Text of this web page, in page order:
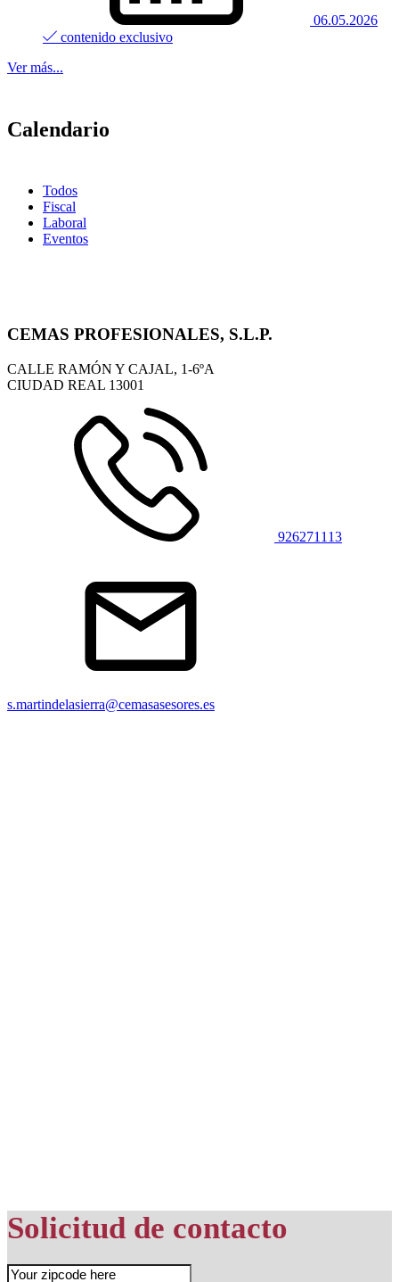
06.05.2026
contenido exclusivo
Ver más...
Calendario
Todos
Fiscal
Laboral
Eventos
CEMAS PROFESIONALES, S.L.P.
CALLE RAMÓN Y CAJAL, 1-6ºA
CIUDAD REAL 13001
926271113
s.martindelasierra@cemasasesores.es
Solicitud de contacto